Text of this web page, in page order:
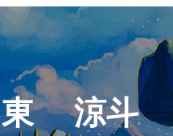
東 涼斗